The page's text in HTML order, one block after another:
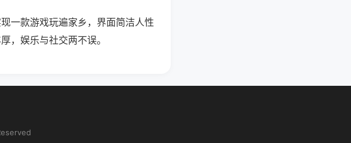
一款游戏玩遍家乡，界面简洁人性
，娱乐与社交两不误。